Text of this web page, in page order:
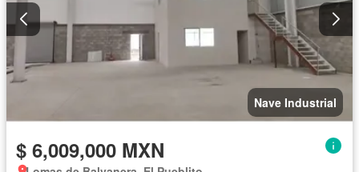
Nave Industrial
$ 6,009,000 MXN